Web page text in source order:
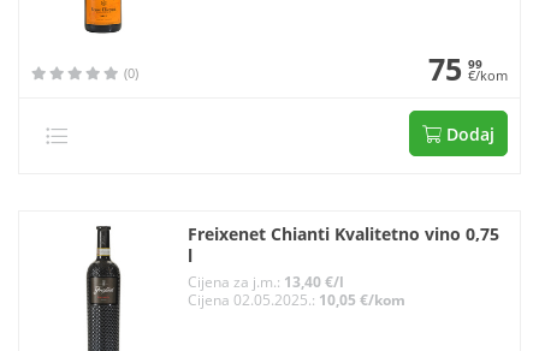
(0) 75 99
€/kom
Dodaj
Freixenet Chianti Kvalitetno vino 0,75
l
Cijena za j.m.: 13,40 €/l
Cijena 02.05.2025.: 10,05 €/kom